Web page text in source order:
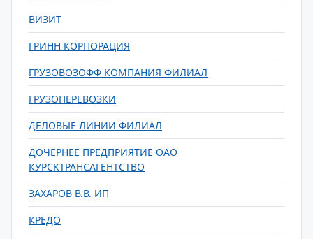
ВИЗИТ
ГРИНН КОРПОРАЦИЯ
ГРУЗОВОЗОФФ КОМПАНИЯ ФИЛИАЛ
ГРУЗОПЕРЕВОЗКИ
ДЕЛОВЫЕ ЛИНИИ ФИЛИАЛ
ДОЧЕРНЕЕ ПРЕДПРИЯТИЕ ОАО
КУРСКТРАНСАГЕНТСТВО
ЗАХАРОВ В.В. ИП
КРЕДО